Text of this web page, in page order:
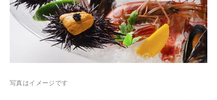
写真はイメージです